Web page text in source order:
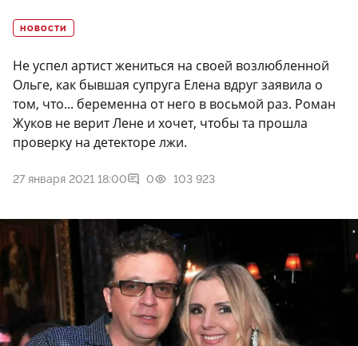
НОВОСТИ
Не успел артист жениться на своей возлюбленной
Ольге, как бывшая супруга Елена вдруг заявила о
том, что... беременна от него в восьмой раз. Роман
Жуков не верит Лене и хочет, чтобы та прошла
проверку на детекторе лжи.
27 января 2021 18:00 0 103 923